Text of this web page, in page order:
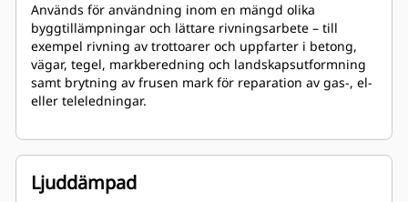
Används för användning inom en mängd olika
byggtillämpningar och lättare rivningsarbete – till
exempel rivning av trottoarer och uppfarter i betong,
vägar, tegel, markberedning och landskapsutformning
samt brytning av frusen mark för reparation av gas-, el-
eller teleledningar.
Ljuddämpad